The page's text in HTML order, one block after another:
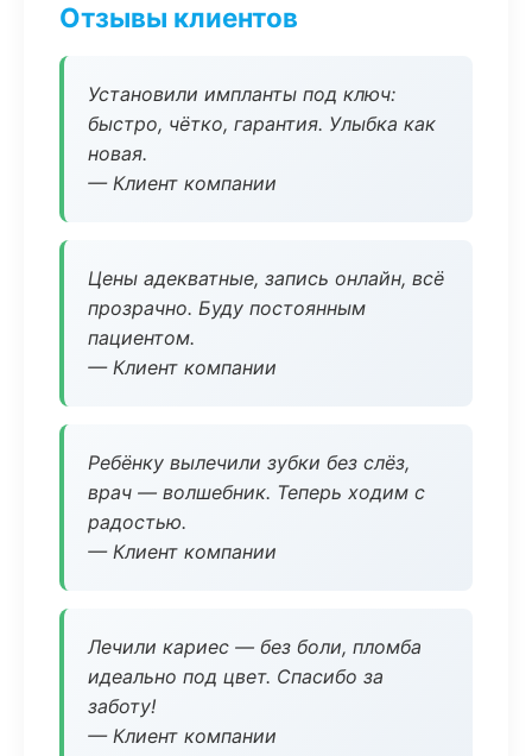
Отзывы клиентов
Установили импланты под ключ:
быстро, чётко, гарантия. Улыбка как
новая.
— Клиент компании
Цены адекватные, запись онлайн, всё
прозрачно. Буду постоянным
пациентом.
— Клиент компании
Ребёнку вылечили зубки без слёз,
врач — волшебник. Теперь ходим с
радостью.
— Клиент компании
Лечили кариес — без боли, пломба
идеально под цвет. Спасибо за
заботу!
— Клиент компании